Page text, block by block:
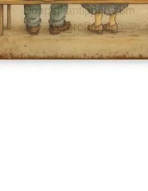
Doppelt antippen zum
vergrößern